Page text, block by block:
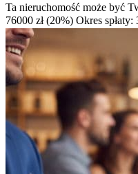
Ta nieruchomość może być
76000 zł (20%) Okres spłaty: